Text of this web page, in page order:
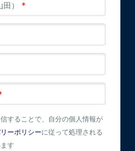
） *
することで、自分の個人情報が
ーポリシーに従って処理される
す